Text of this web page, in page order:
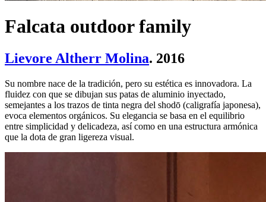
Falcata outdoor family
Lievore Altherr Molina. 2016
Su nombre nace de la tradición, pero su estética es innovadora. La
fluidez con que se dibujan sus patas de aluminio inyectado,
semejantes a los trazos de tinta negra del shodō (caligrafía japonesa),
evoca elementos orgánicos. Su elegancia se basa en el equilibrio
entre simplicidad y delicadeza, así como en una estructura armónica
que la dota de gran ligereza visual.